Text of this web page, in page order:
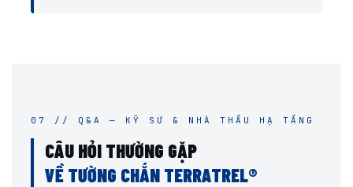
07 // Q&A — KỸ SƯ & NHÀ THẦU HẠ TẦNG
CÂU HỎI THƯỜNG GẶP
VỀ TƯỜNG CHẮN TERRATREL®